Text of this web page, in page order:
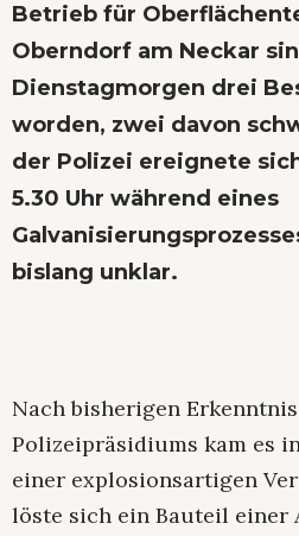
Betrieb für
Oberndorf am Neckar
Dienstagmorgen drei
worden, zwei davon
der Polizei ereignete
5.30 Uhr während eines
bislang unklar.
Nach bisherigen
Polizeipräsidiums kam es
einer explosionsartigen
löste sich ein Bauteil einer